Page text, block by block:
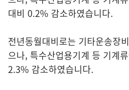
대비 0.2% 감소하였습니다.
전년동월대비로는 기타운송장
으나, 특수산업용기계 등 기계
2.3% 감소하였습니다.